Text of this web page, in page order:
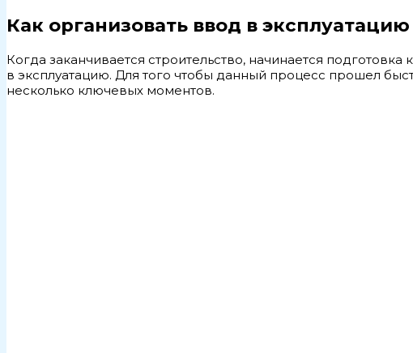
Как организовать ввод в эксплуатацию
Когда заканчивается строительство, начинается
в эксплуатацию. Для того чтобы данный процесс прошел
несколько ключевых моментов.